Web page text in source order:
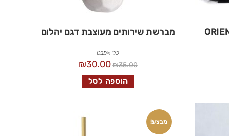
מברשת שירותים מעוצבת דגם יהלום
כלי אמבט
₪35.00
₪30.00
הוספה לסל
מבצע!